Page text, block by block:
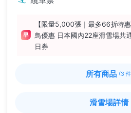
【限量5,000張｜最多66折特
鳥優惠 日本國內22座滑雪場共
日券
所有商品 (3
滑雪場詳情